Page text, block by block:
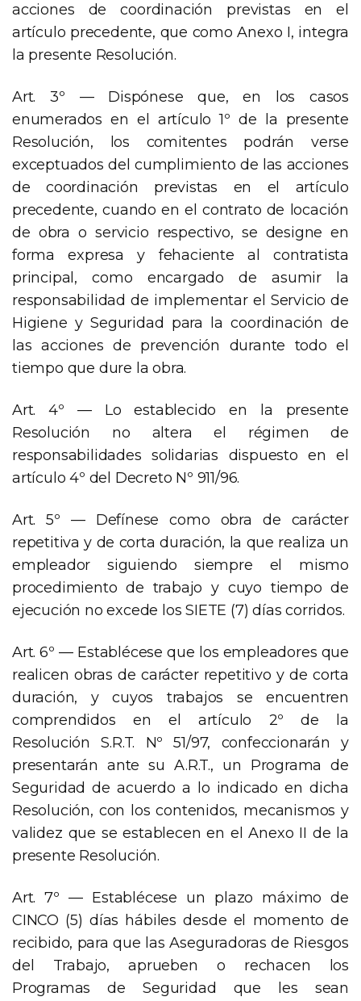
acciones de coordinación previstas en el
artículo precedente, que como Anexo I, integra
la presente Resolución.
Art. 3º — Dispónese que, en los casos
enumerados en el artículo 1º de la presente
Resolución, los comitentes podrán verse
exceptuados del cumplimiento de las acciones
de coordinación previstas en el artículo
precedente, cuando en el contrato de locación
de obra o servicio respectivo, se designe en
forma expresa y fehaciente al contratista
principal, como encargado de asumir la
responsabilidad de implementar el Servicio de
Higiene y Seguridad para la coordinación de
las acciones de prevención durante todo el
tiempo que dure la obra.
Art. 4º — Lo establecido en la presente
Resolución no altera el régimen de
responsabilidades solidarias dispuesto en el
artículo 4º del Decreto Nº 911/96.
Art. 5º — Defínese como obra de carácter
repetitiva y de corta duración, la que realiza un
empleador siguiendo siempre el mismo
procedimiento de trabajo y cuyo tiempo de
ejecución no excede los SIETE (7) días corridos.
Art. 6º — Establécese que los empleadores que
realicen obras de carácter repetitivo y de corta
duración, y cuyos trabajos se encuentren
comprendidos en el artículo 2º de la
Resolución S.R.T. Nº 51/97, confeccionarán y
presentarán ante su A.R.T., un Programa de
Seguridad de acuerdo a lo indicado en dicha
Resolución, con los contenidos, mecanismos y
validez que se establecen en el Anexo II de la
presente Resolución.
Art. 7º — Establécese un plazo máximo de
CINCO (5) días hábiles desde el momento de
recibido, para que las Aseguradoras de Riesgos
del Trabajo, aprueben o rechacen los
Programas de Seguridad que les sean